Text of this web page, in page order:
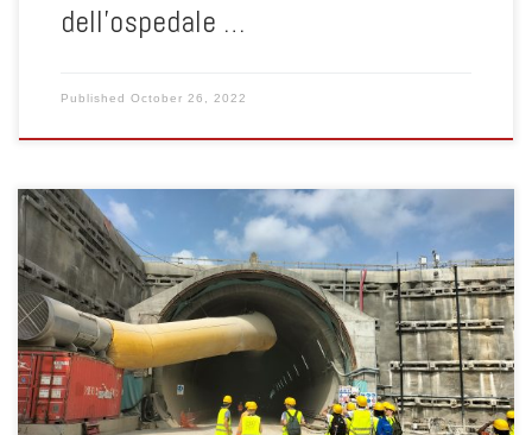
dell’ospedale …
Published October 26, 2022
Il giorno 26 maggio 2022 il gruppo di geotecnica composto da
Fabio Gabrieli, Francesca Ceccato, Veronica Girardi, Francine
Tchamaleupangop, Francesco Zarattini, Nicola Fabbian, Davide
Vallisari ha accompagnato gli studenti dei corsi di Analisi e
Modellazione Geotecnica, Getoecnica nella Difesa del Territorio ed
Analisi de Valutazione del Rischio Geotecnico ai cantieri […]